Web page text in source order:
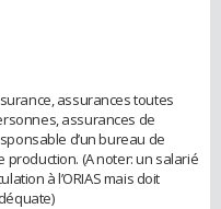
assurances toutes
assurances de
d’un bureau de
production. (A noter: un salarié
à l’ORIAS mais doit